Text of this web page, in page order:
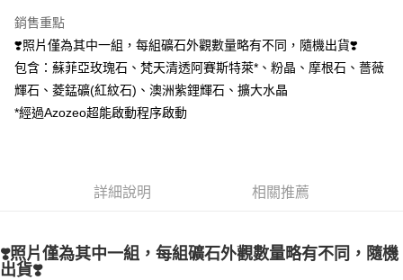
悠遊付
ATM付款
賣家宅配幫您送（台灣）
每筆NT$80，滿NT$3,000(含以上)免運費
銷售重點
❣️照片僅為其中一組，每組礦石外觀數量略有不同，隨機出貨❣️
包含：蘇菲亞玫瑰石、梵天清透阿賽斯特萊*、粉晶、摩根石、薔薇
輝石、菱錳礦(紅紋石)、澳洲紫鋰輝石、擴大水晶
*經過Azozeo超能啟動程序啟動
詳細說明 相關推薦
❣️照片僅為其中一組，每組礦石外觀數量略有不同，隨機
出貨❣️